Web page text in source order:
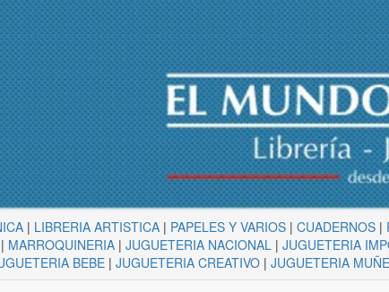
| LIBRERIA ARTISTICA | PAPELES Y VARIOS |CUADERNOS |
MARROQUINERIA| JUGUETERIA NACIONAL | JUGUETERIA
BEBE| JUGUETERIA CREATIVO| JUGUETERIA